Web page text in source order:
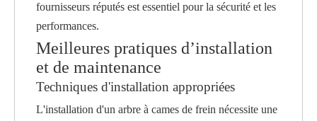
fournisseurs réputés est essentiel pour la sécurité et les
performances.
Meilleures pratiques d’installation
et de maintenance
Techniques d'installation appropriées
L'installation d'un arbre à cames de frein nécessite une